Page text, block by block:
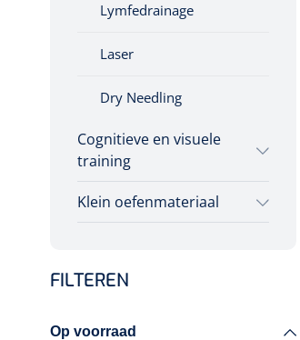
Lymfedrainage
Laser
Dry Needling
Cognitieve en visuele
training
Cognitieve training
Interactieve therapie
Klein oefenmateriaal
FILTEREN
Op voorraad